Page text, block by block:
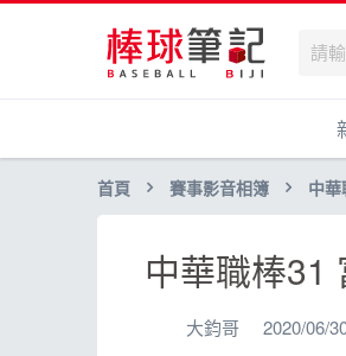
首頁 賽事影音相簿 中
中華職棒31
大鈞哥 2020/06/